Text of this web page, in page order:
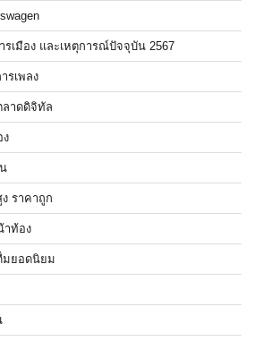
รเมือง และเหตุการณ์ปัจจุบัน 2567
รเพลง
ลาดดิจิทัล
ง
ราคาถูก
าท้อง
มยอดนิยม